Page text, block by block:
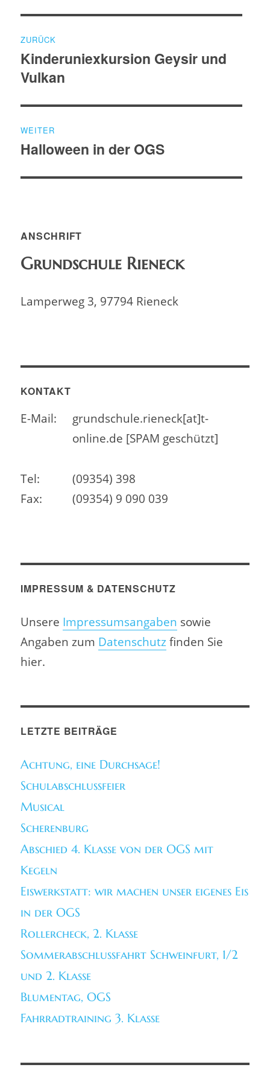
ZURÜCK
Vorheriger
Beitrag:
Kinderuniexkursion Geysir und
Vulkan
WEITER
Nächster
Halloween in der OGS
ANSCHRIFT
Grundschule Rieneck
Lamperweg 3, 97794 Rieneck
KONTAKT
E-Mail:
grundschule.rieneck[at]t-
online.de [SPAM geschützt]
Tel:
(09354) 398
Fax:
(09354) 9 090 039
IMPRESSUM & DATENSCHUTZ
Unsere Impressumsangaben sowie
Angaben zum Datenschutzfinden Sie
hier.
LETZTE BEITRÄGE
Achtung, eine Durchsage!
Schulabschlussfeier
Musical
Scherenburg
Abschied 4. Klasse von der OGS mit
Kegeln
Eiswerkstatt: wir machen unser eigenes Eis
in der OGS
Rollercheck, 2. Klasse
Sommerabschlussfahrt Schweinfurt, 1/2
und 2. Klasse
Blumentag, OGS
Fahrradtraining 3. Klasse